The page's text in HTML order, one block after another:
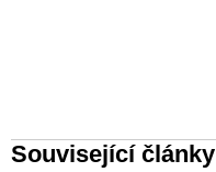
Související články